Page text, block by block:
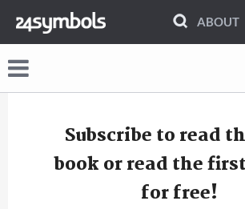
ABOUT
Subscribe to read
book or read the
for free!